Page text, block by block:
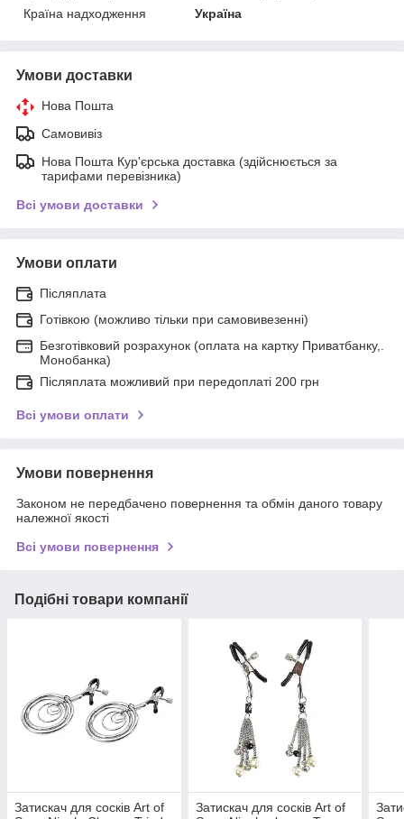
Країна надходження
Україна
Умови доставки
Нова Пошта
Самовивіз
Нова Пошта Кур'єрська доставка (здійснюється за
тарифами перевізника)
Всі умови доставки
Умови оплати
Післяплата
Готівкою (можливо тільки при самовивезенні)
Безготівковий розрахунок (оплата на картку Приватбанку,.
Монобанка)
Післяплата можливий при передоплаті 200 грн
Всі умови оплати
Умови повернення
Законом не передбачено повернення та обмін даного товару
належної якості
Всі умови повернення
Подібні товари компанії
Затискач для сосків Art of
Затискач для сосків Art of